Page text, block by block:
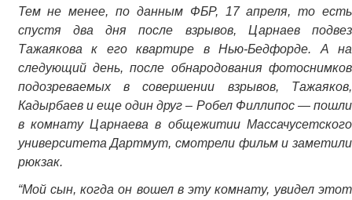
Тем не менее, по данным ФБР, 17 апреля, то есть
спустя два дня после взрывов, Царнаев подвез
Тажаякова к его квартире в Нью-Бедфорде. А на
следующий день, после обнародования фотоснимков
подозреваемых в совершении взрывов, Тажаяков,
Кадырбаев и еще один друг – Робел Филлипос — пошли
в комнату Царнаева в общежитии Массачусетского
университета Дартмут, смотрели фильм и заметили
рюкзак.
“Мой сын, когда он вошел в эту комнату, увидел этот